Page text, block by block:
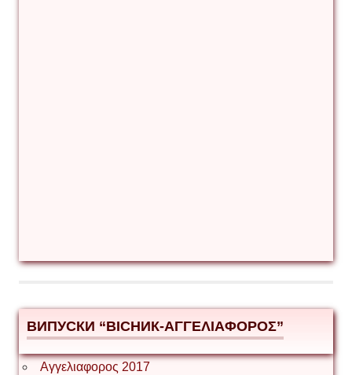
ВИПУСКИ “ВІСНИК-ΑΓΓΕΛΙΑΦΟΡΟΣ”
Αγγελιαφορος 2017